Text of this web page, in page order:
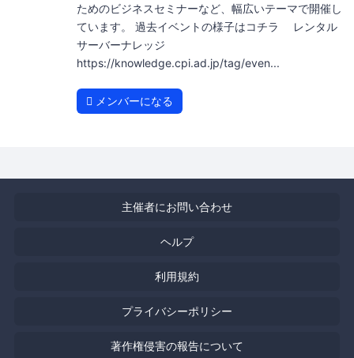
ためのビジネスセミナーなど、幅広いテーマで開催し
ています。 過去イベントの様子はコチラ レンタル
サーバーナレッジ
https://knowledge.cpi.ad.jp/tag/even...
メンバーになる
主催者にお問い合わせ
ヘルプ
利用規約
プライバシーポリシー
著作権侵害の報告について